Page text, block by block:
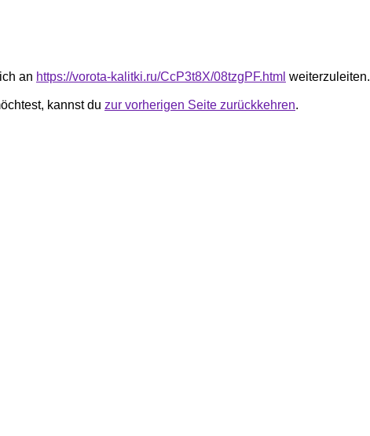
an https://vorota-kalitki.ru/CcP3t8X/08tzgPF.html weiterzuleiten.
kannst du zur vorherigen Seite zurückkehren.